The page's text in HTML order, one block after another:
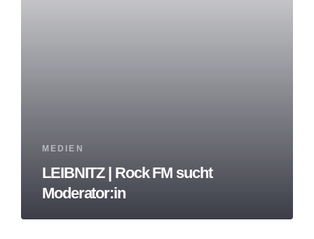
Tags
MEDIEN
LEIBNITZ | Rock FM sucht
Moderator:in